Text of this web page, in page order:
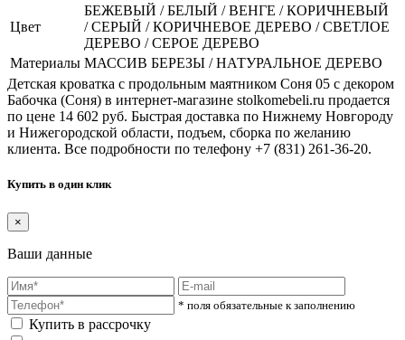
Цвет
БЕЖЕВЫЙ / БЕЛЫЙ / ВЕНГЕ / КОРИЧНЕВЫЙ
/ СЕРЫЙ / КОРИЧНЕВОЕ ДЕРЕВО / СВЕТЛОЕ
ДЕРЕВО / СЕРОЕ ДЕРЕВО
Материалы МАССИВ БЕРЕЗЫ / НАТУРАЛЬНОЕ ДЕРЕВО
Детская кроватка с продольным маятником Соня 05 с декором
Бабочка (Соня) в интернет-магазине stolkomebeli.ru продается
по цене 14 602 руб. Быстрая доставка по Нижнему Новгороду
и Нижегородской области, подъем, сборка по желанию
клиента. Все подробности по телефону +7 (831) 261-36-20.
Купить в один клик
×
Ваши данные
* поля обязательные к заполнению
Купить в рассрочку